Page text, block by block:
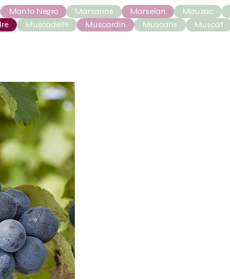
Manto Negro Marsanne Marselan Mauzac
Muscadelle Muscardin Muscaris Muscat